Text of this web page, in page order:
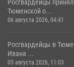
Росгвардейцы
Тюменской о...
06 августа 2026, 04:41
Росгвардейцы в
Ивана ...
05 августа 2026, 11:03